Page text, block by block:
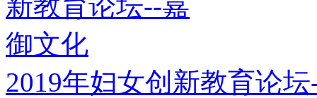
2019年妇女创新教育论